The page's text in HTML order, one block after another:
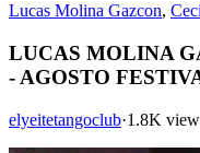
Lucas Molina Gazcon,
LUCAS MOLINA
- AGOSTO
elyeitetangoclub·1.8K